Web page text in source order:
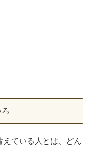
ている人とは、どん